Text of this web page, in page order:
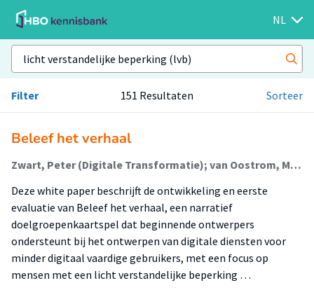
NL
Filter 151 Resultaten Sorteer
Beleef het verhaal
Zwart, Peter (Digitale Transformatie); van Oostrom, Madelon (Digital Health); Oldenhuis, Hilbrand (Digital Health); Thijssen, Carmel
Deze white paper beschrijft de ontwikkeling en eerste
evaluatie van Beleef het verhaal, een narratief
doelgroepenkaartspel dat beginnende ontwerpers
ondersteunt bij het ontwerpen van digitale diensten voor
minder digitaal vaardige gebruikers, met een focus op
mensen met een licht verstandelijke beperking …